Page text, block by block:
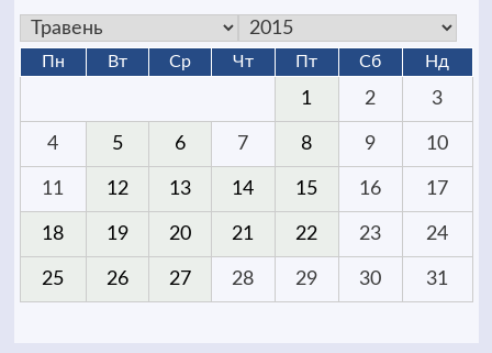
Пн Вт Ср Чт Пт Сб Нд
1 2 3
4 5 6 7 8 9 10
11 12 13 14 15 16 17
18 19 20 21 22 23 24
25 26 27 28 29 30 31